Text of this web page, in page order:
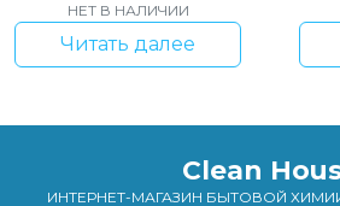
НЕТ В НАЛИЧИИ
Читать далее
Clean
ИНТЕРНЕТ-МАГАЗИН БЫТОВОЙ